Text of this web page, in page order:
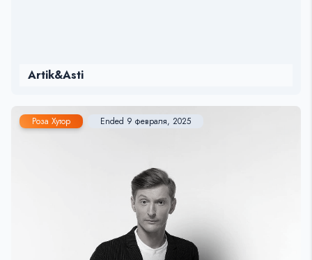
Artik&Asti
Роза Хутор Ended 9 февраля, 2025